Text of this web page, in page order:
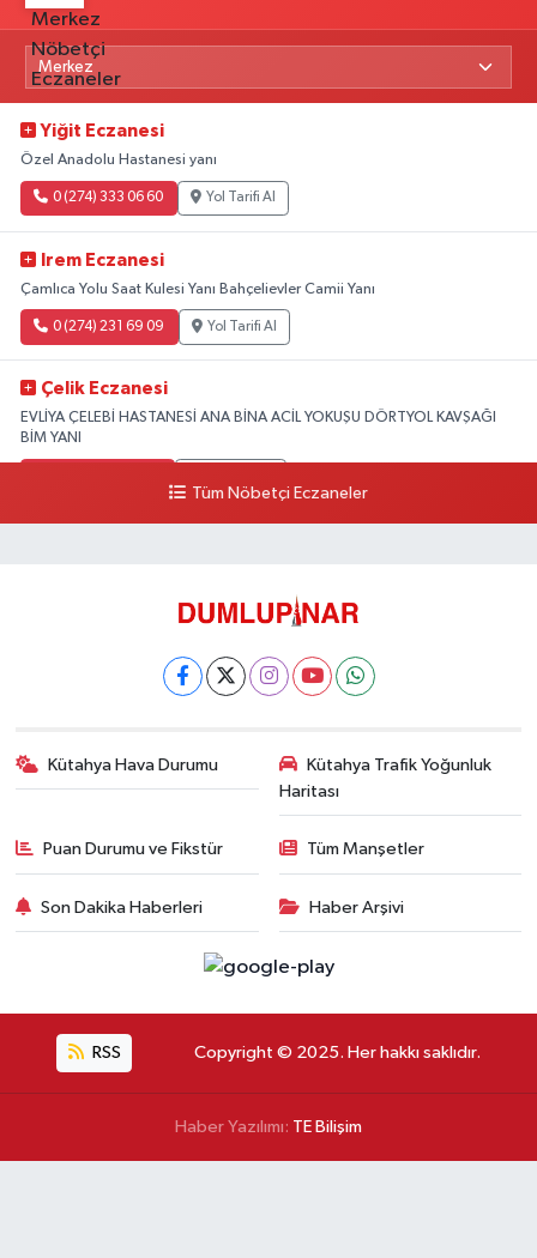
Yiğit Eczanesi
Özel Anadolu Hastanesi yanı
0 (274) 333 06 60 Yol Tarifi Al
Irem Eczanesi
Çamlıca Yolu Saat Kulesi Yanı Bahçelievler Camii Yanı
0 (274) 231 69 09 Yol Tarifi Al
Çelik Eczanesi
EVLİYA ÇELEBİ HASTANESİ ANA BİNA ACİL YOKUŞU DÖRTYOL KAVŞAĞI
BİM YANI
Tüm Nöbetçi Eczaneler
Kütahya Hava Durumu
Kütahya Trafik Yoğunluk
Haritası
Puan Durumu ve Fikstür Tüm Manşetler
Son Dakika Haberleri Haber Arşivi
RSS Copyright © 2025. Her hakkı saklıdır.
Haber Yazılımı: TE Bilişim